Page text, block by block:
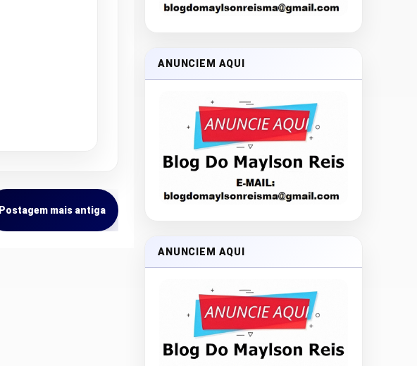
Postagem mais antiga
ANUNCIEM AQUI
ANUNCIEM AQUI